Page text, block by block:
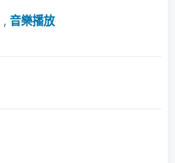
, 音樂播放